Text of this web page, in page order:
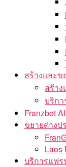
สร้างและ
สร้าง
บริก
Franzbot
ขยายต่างป
Laos
บริการแฟ